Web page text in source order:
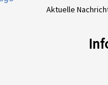
Aktuelle